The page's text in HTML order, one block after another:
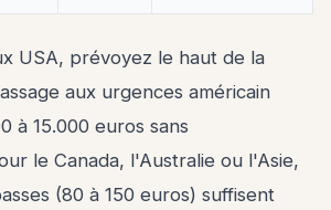
USA, prévoyez le haut de la
aux urgences américain
à 15.000 euros sans
le Canada, l'Australie ou l'Asie,
(80 à 150 euros) suffisent